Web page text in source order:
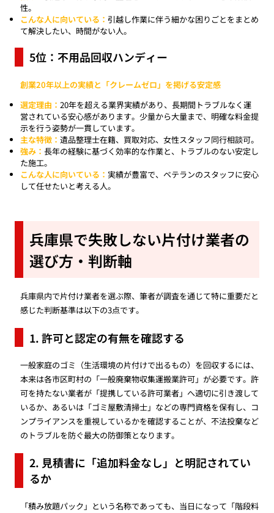
性。
こんな人に向いている： 引越し作業に伴う細かな困りごとをまとめ
て解決したい、時間がない人。
5位：不用品回収ハンディー
創業20年以上の実績と「クレームゼロ」を掲げる安定感
選定理由：20年を超える業界実績があり、長期間トラブルなく運
営されている安心感があります。少量から大量まで、明確な料金提
示を行う姿勢が一貫しています。
主な特徴：遺品整理士在籍、買取対応、女性スタッフ同行相談可。
強み：長年の経験に基づく効率的な作業と、トラブルのない安定し
た施工。
こんな人に向いている：実績が豊富で、ベテランのスタッフに安心
して任せたいと考える人。
兵庫県で失敗しない片付け業者の
選び方・判断軸
兵庫県内で片付け業者を選ぶ際、筆者が調査を通じて特に重要だと
感じた判断基準は以下の3点です。
1. 許可と認定の有無を確認する
一般家庭のゴミ（生活環境の片付けで出るもの）を回収するには、
本来は各市区町村の「一般廃棄物収集運搬業許可」が必要です。許
可を持たない業者が「提携している許可業者」へ適切に引き渡して
いるか、あるいは「ゴミ屋敷清掃士」などの専門資格を保有し、コ
ンプライアンスを重視しているかを確認することが、不法投棄など
のトラブルを防ぐ最大の防御策となります。
2. 見積書に「追加料金なし」と明記されてい
るか
「積み放題パック」という名称であっても、当日になって「階段料